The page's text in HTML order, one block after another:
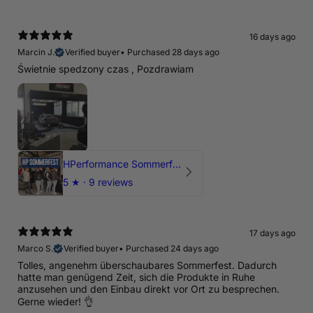
16 days ago
Marcin J.
Verified buyer• Purchased 28 days ago
Świetnie spedzony czas , Pozdrawiam
HPerformance Sommerfest 2026
5 ★ · 9 reviews
17 days ago
Marco S.
Verified buyer• Purchased 24 days ago
Tolles, angenehm überschaubares Sommerfest. Dadurch
hatte man genügend Zeit, sich die Produkte in Ruhe
anzusehen und den Einbau direkt vor Ort zu besprechen.
Gerne wieder! 👌